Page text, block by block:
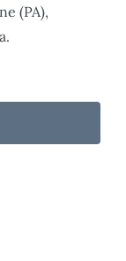
(PA),